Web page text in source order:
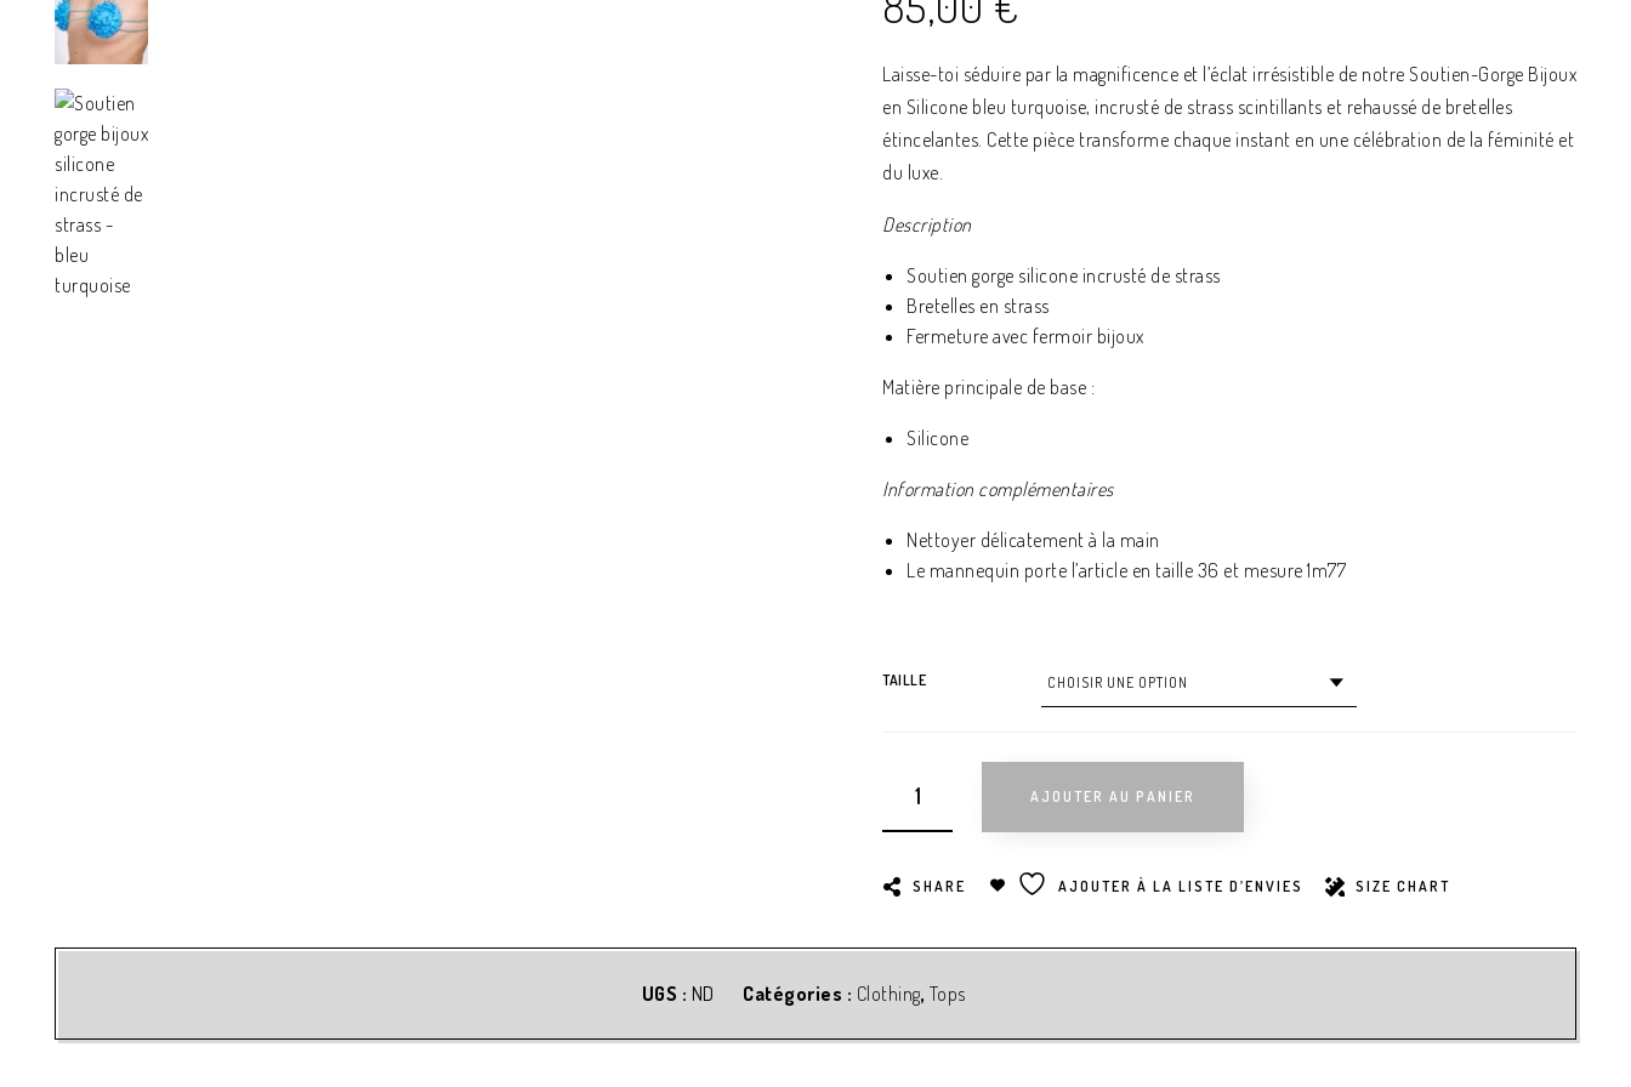
Laisse-toi séduire par la magnificence et l’éclat irrésistible de notre Soutien-Gorge Bijoux
en Silicone bleu turquoise, incrusté de strass scintillants et rehaussé de bretelles
étincelantes. Cette pièce transforme chaque instant en une célébration de la féminité et
du luxe.
Description
Soutien gorge silicone incrusté de strass
Bretelles en strass
Fermeture avec fermoir bijoux
Matière principale de base :
Silicone
Information complémentaires
Nettoyer délicatement à la main
Le mannequin porte l’article en taille 36 et mesure 1m77
TAILLE
AJOUTER AU PANIER
SHARE AJOUTER À LA LISTE D’ENVIES SIZE CHART
UGS : ND Catégories : Clothing, Tops